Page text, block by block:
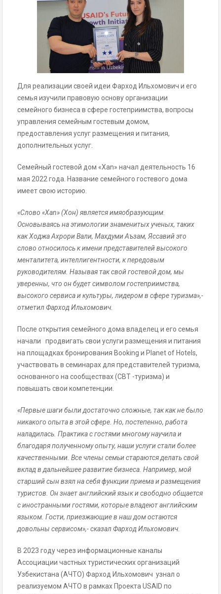
Для реализации своей идеи Фарход Ильхомович и его
семья изучили правовую основу организации
семейного бизнеса в сфере гостеприимства, вопросы
управления семейным гостевым домом,
предоставления услуг размещения и питания,
дополнительных услуг.
Семейный гостевой дом «Xan» начал деятельность 16
мая 2022 года. Название семейного гостевого дома
имеет свою историю.
«Слово «Xan» (Хон) является имяобразующим.
Основываясь на этимологии знаменитых ученых, таких
как Ходжа Ахрори Вали, Махдуми Аъзам, Яссавий это
слово относилось к имени представителей высокого
менталитета, интеллигентности, к передовым
руководителям. Называя так свой гостевой дом, мы
уверенны, что он будет символом гостеприимства,
высокого сервиса и культуры, лидером в сфере туризма»,-
отметил Фарход Ильхомович.
После открытия семейного дома владелец и его семья
начали продвигать свои услуги размещения и питания
на площадках бронирования Booking и Planet of Hotels,
участвовать в семинарах для представителей туризма,
основанного на сообществах (CBT -туризма) и
повышать свои компетенции.
«Первые шаги были достаточно сложные, так как не было
никакого опыта в этой сфере. Но, постепенно, работа
наладилась. Практика с гостями многому научила и
благодаря полученному опыту, наши услуги стали более
качественными. Все члены семьи стараются делать свой
вклад в дальнейшее развитие бизнеса. Например, мой
старший сын взял на себя функции приема и размещения
туристов. Он знает английский язык и свободно общается
с иностранными гостями, которые владеют английским
языком. Гости, приезжающие в наш дом остаются
довольны сервисом»,- сказал Фарход Ильхомович.
В 2023 году через информационные каналы
Ассоциации частных туристических организаций
Узбекистана (АЧТО) Фарход Ильхомович узнал о
реализуемом АЧТО в рамках Проекта USAID по